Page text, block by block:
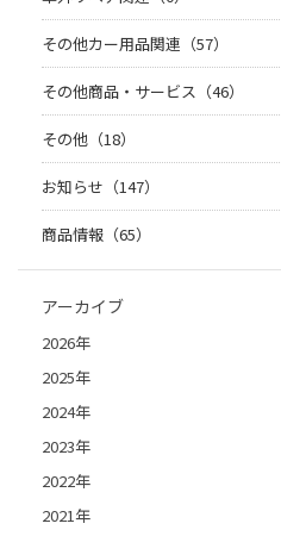
その他カー用品関連（57）
その他商品・サービス（46）
その他（18）
お知らせ（147）
商品情報（65）
アーカイブ
2026年
2025年
2024年
2023年
2022年
2021年